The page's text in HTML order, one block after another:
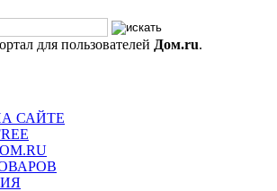
для пользователей Дом.ru.
САЙТЕ